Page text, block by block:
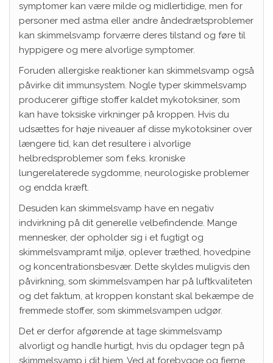
symptomer kan være milde og midlertidige, men for
personer med astma eller andre åndedrætsproblemer
kan skimmelsvamp forværre deres tilstand og føre til
hyppigere og mere alvorlige symptomer.
Foruden allergiske reaktioner kan skimmelsvamp også
påvirke dit immunsystem. Nogle typer skimmelsvamp
producerer giftige stoffer kaldet mykotoksiner, som
kan have toksiske virkninger på kroppen. Hvis du
udsættes for høje niveauer af disse mykotoksiner over
længere tid, kan det resultere i alvorlige
helbredsproblemer som f.eks. kroniske
lungerelaterede sygdomme, neurologiske problemer
og endda kræft.
Desuden kan skimmelsvamp have en negativ
indvirkning på dit generelle velbefindende. Mange
mennesker, der opholder sig i et fugtigt og
skimmelsvampramt miljø, oplever træthed, hovedpine
og koncentrationsbesvær. Dette skyldes muligvis den
påvirkning, som skimmelsvampen har på luftkvaliteten
og det faktum, at kroppen konstant skal bekæmpe de
fremmede stoffer, som skimmelsvampen udgør.
Det er derfor afgørende at tage skimmelsvamp
alvorligt og handle hurtigt, hvis du opdager tegn på